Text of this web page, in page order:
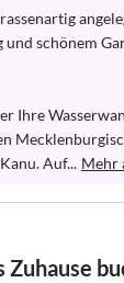
und schönem
Ihre
Auf... Mehr
Zuhause